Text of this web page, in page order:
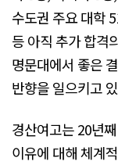
수도권 주요 대학
등 아직 추가 합격
명문대에서 좋은
반향을 일으키고
경산여고는 20년
이유에 대해 체계